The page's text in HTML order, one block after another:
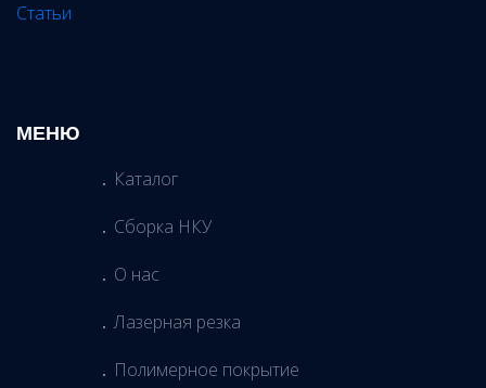
Статьи
МЕНЮ
Каталог
Сборка НКУ
О нас
Лазерная резка
Полимерное покрытие